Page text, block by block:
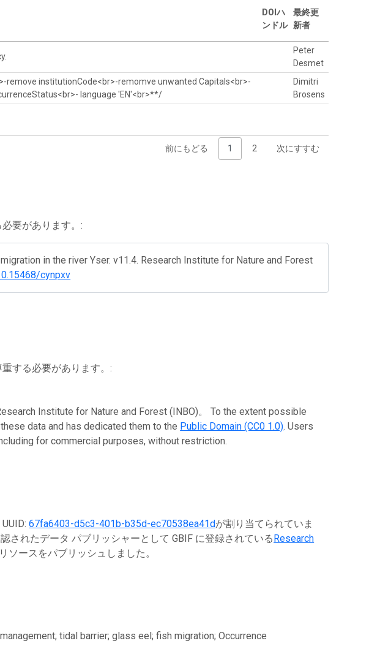
DOIハ
ンドル
最終更
新者
Peter
Desmet
remove institutionCode<br>-remomve unwanted Capitals<br>-
language 'EN'<br>**/
Dimitri
Brosens
前にもどる 1 2 次にすすむ
要があります。:
in the river Yser. v11.4. Research Institute for Nature and Forest
cynpxv
する必要があります。:
Institute for Nature and Forest (INBO)。 To the extent possible
data and has dedicated them to the Public Domain (CC0 1.0). Users
for commercial purposes, without restriction.
UUID:67fa6403-d5c3-401b-b35d-ec70538ea41dが割り当てられていま
されたデータ パブリッシャーとして GBIF に登録されている Research
ソースをパブリッシュしました。
tidal barrier; glass eel; fish migration; Occurrence